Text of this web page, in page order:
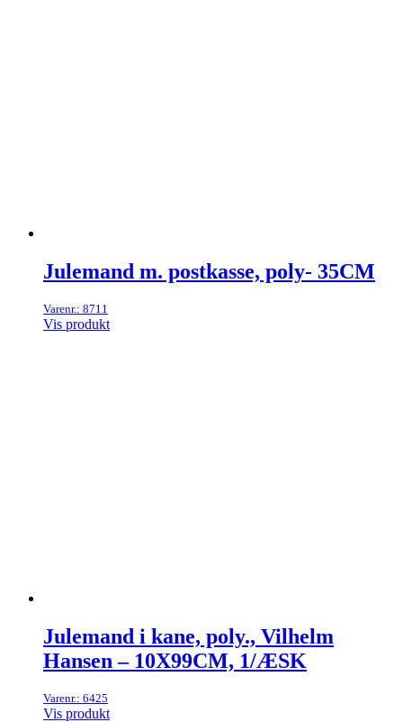
Julemand m. postkasse, poly- 35CM
Varenr.: 8711
Vis produkt
Julemand i kane, poly., Vilhelm
Hansen – 10X99CM, 1/ÆSK
Varenr.: 6425
Vis produkt